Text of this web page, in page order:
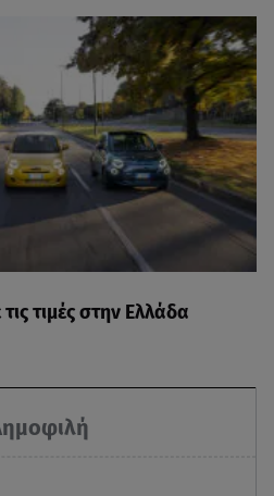
τιμές στην Ελλάδα